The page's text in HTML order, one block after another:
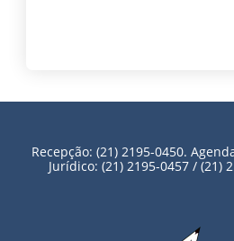
Recepção: (21) 2195-0450.
Jurídico: (21) 2195-0457 / (21)